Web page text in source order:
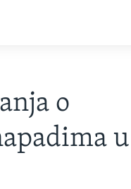
o
u